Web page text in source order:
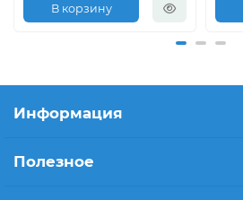
В корзину
Информация
Полезное